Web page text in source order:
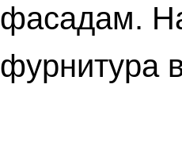
фасадам.
фурнитура